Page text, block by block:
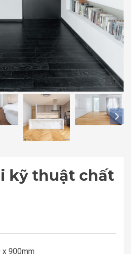
kỹ thuật chất
900mm